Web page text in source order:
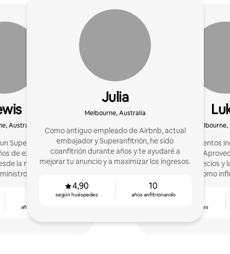
Australia
un Superanfitrión de 36
de experiencia como
la renovación hasta
con mi socio
años anfitrionando
Julia
Melbourne, Australia
Como antiguo empleado de Airbnb, actual
embajador y Superanfitrión, he sido
coanfitrión durante años y te ayudaré a
mejorar tu anuncio y a maximizar los ingresos.
4,90
según huéspedes
10
años anfitrionando
Creo momentos
huéspedes.
optimizar los precios y
huéspedes. Como
según huéspedes